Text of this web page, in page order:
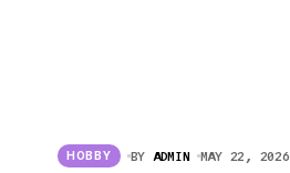
HOBBY BY ADMIN MAY 22, 2026